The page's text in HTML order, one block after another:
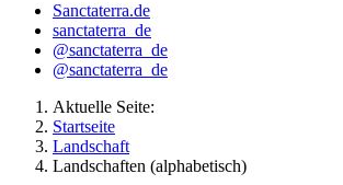
Sanctaterra.de
sanctaterra_de
@sanctaterra_de
@sanctaterra_de
Aktuelle Seite:
Startseite
Landschaft
Landschaften (alphabetisch)